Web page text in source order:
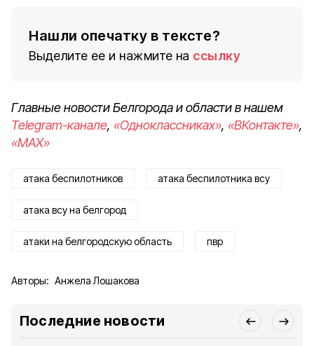
Нашли опечатку в тексте?
Выделите ее и нажмите на ссылку
Главные новости Белгорода и области в нашем
Telegram-канале, «Одноклассниках», «ВКонтакте»,
«MAX»
атака беспилотников атака беспилотника всу
атака всу на белгород
атаки на белгородскую область пвр
Авторы: Анжела Лошакова
Последние новости